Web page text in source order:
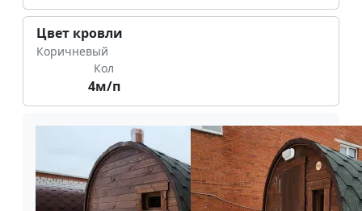
Цвет кровли
Коричневый
Кол
4м/п